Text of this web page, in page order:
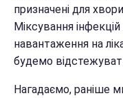
призначені для
Міксування
навантаження на
будемо
Нагадаємо, раніше